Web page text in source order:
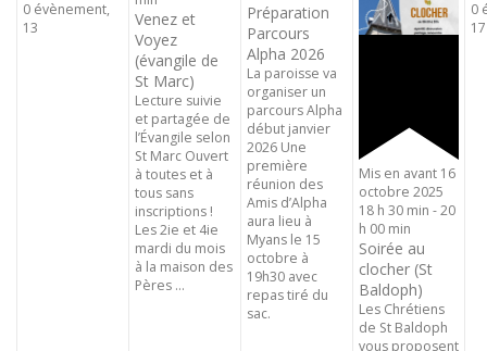
0 évènement,
13
Venez et
Voyez
(évangile de
St Marc)
Lecture suivie
et partagée de
l’Évangile selon
St Marc Ouvert
à toutes et à
tous sans
inscriptions !
Les 2ie et 4ie
mardi du mois
à la maison des
Pères ...
Préparation
Parcours
Alpha 2026
La paroisse va
organiser un
parcours Alpha
début janvier
2026 Une
première
réunion des
Amis d’Alpha
aura lieu à
Myans le 15
octobre à
19h30 avec
repas tiré du
sac.
Mis en avant 16
octobre 2025
18 h 30 min -20
h 00 min
Soirée au
clocher (St
Baldoph)
Les Chrétiens
de St Baldoph
vous proposent
0
17